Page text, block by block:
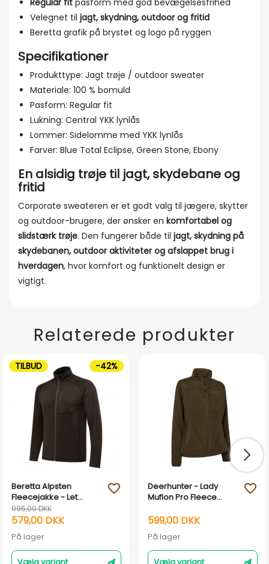
Regular fit pasform med god bevægelsesfrihed
Velegnet til jagt, skydning, outdoor og fritid
Beretta grafik på brystet og logo på ryggen
Specifikationer
Produkttype: Jagt trøje / outdoor sweater
Materiale: 100 % bomuld
Pasform: Regular fit
Lukning: Central YKK lynlås
Lommer: Sidelomme med YKK lynlås
Farver: Blue Total Eclipse, Green Stone, Ebony
En alsidig trøje til jagt, skydebane og
fritid
Corporate sweateren er et godt valg til jægere, skytter
og outdoor-brugere, der ønsker en komfortabel og
slidstærk trøje. Den fungerer både til jagt, skydning på
skydebanen, outdoor aktiviteter og afslappet brug i
hverdagen, hvor komfort og funktionelt design er
vigtigt.
Relaterede produkter
Beretta Alpsten
Fleecejakke - Let
micro-grid mellemlag
995,00 DKK
579,00 DKK
På lager
favorite_outline
TILBUD -42%
Deerhunter - Lady
Muflon Pro Fleece
599,00 DKK
På lager
favorite_outline